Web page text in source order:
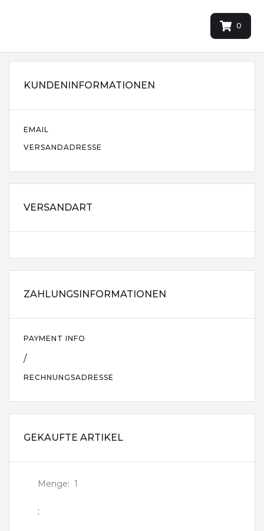
0
KUNDENINFORMATIONEN
EMAIL
VERSANDADRESSE
VERSANDART
ZAHLUNGSINFORMATIONEN
PAYMENT INFO
/
RECHNUNGSADRESSE
GEKAUFTE ARTIKEL
Menge: 1
: